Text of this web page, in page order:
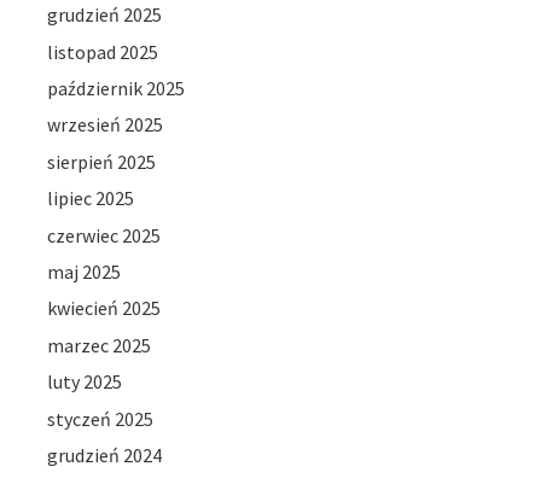
grudzień 2025
listopad 2025
październik 2025
wrzesień 2025
sierpień 2025
lipiec 2025
czerwiec 2025
maj 2025
kwiecień 2025
marzec 2025
luty 2025
styczeń 2025
grudzień 2024